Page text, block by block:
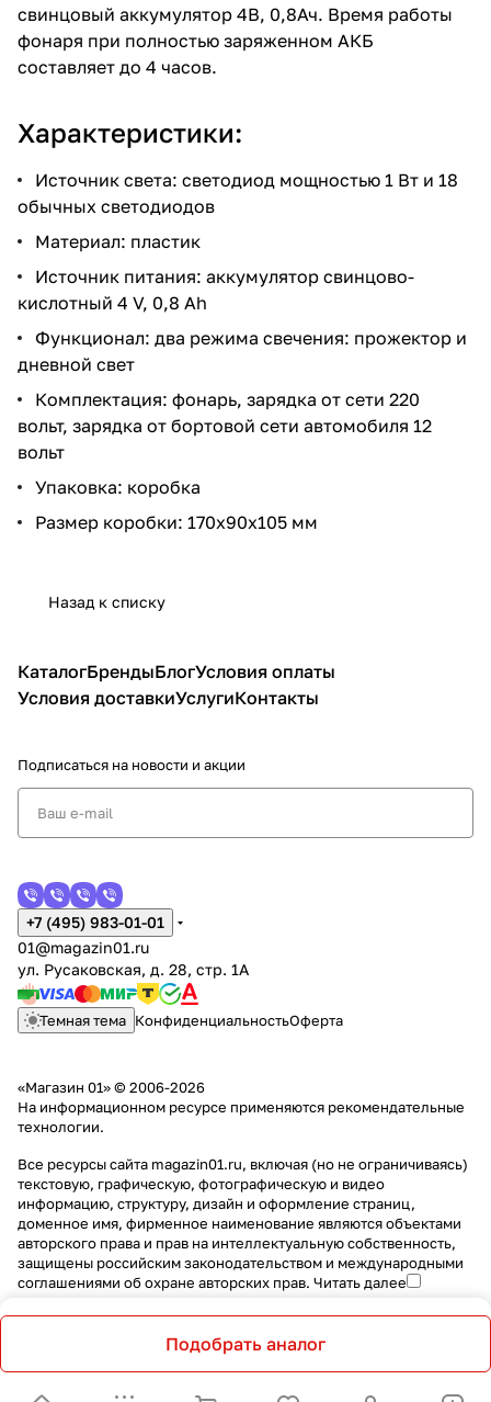
свинцовый аккумулятор 4В, 0,8Ач. Время работы
фонаря при полностью заряженном АКБ
составляет до 4 часов.
Характеристики:
Источник света: светодиод мощностью 1 Вт и 18
обычных светодиодов
Материал: пластик
Источник питания: аккумулятор свинцово-
кислотный 4 V, 0,8 Ah
Функционал: два режима свечения: прожектор и
дневной свет
Комплектация: фонарь, зарядка от сети 220
вольт, зарядка от бортовой сети автомобиля 12
вольт
Упаковка: коробка
Размер коробки: 170х90х105 мм
Назад к списку
Подобрать аналог
КаталогБрендыБлогУсловия оплаты
Условия доставкиУслугиКонтакты
Подписаться на новости и акции
+7 (495) 983-01-01
01@magazin01.ru
ул. Русаковская, д. 28, стр. 1А
Темная тема КонфиденциальностьОферта
«Магазин 01» © 2006-2026
На информационном ресурсе применяются рекомендательные
технологии.
Все ресурсы сайта magazin01.ru, включая (но не ограничиваясь)
текстовую, графическую, фотографическую и видео
информацию, структуру, дизайн и оформление страниц,
доменное имя, фирменное наименование являются объектами
авторского права и прав на интеллектуальную собственность,
защищены российским законодательством и международными
соглашениями об охране авторских прав. Читать далее